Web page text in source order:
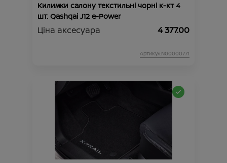
Килимки салону текстильні чорні к-кт 4
шт. Qashqai J12 e-Power
Ціна аксесуара 4 377.00
Артикул:N00000771